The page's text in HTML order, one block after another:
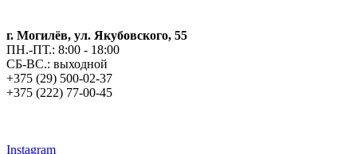
г. Могилёв, ул. Якубовского, 55
ПН.-ПТ.: 8:00 - 18:00
СБ-ВС.: выходной
+375 (29) 500-02-37
+375 (222) 77-00-45
Instagram